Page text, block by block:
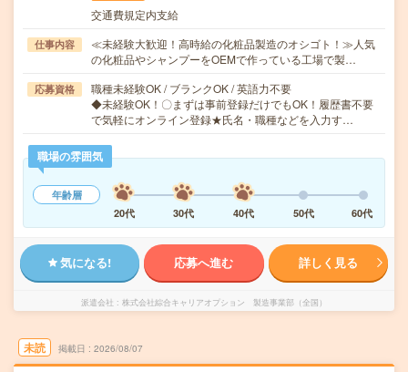
交通費規定内支給
仕事内容
≪未経験大歓迎！高時給の化粧品製造のオシゴト！≫人気
の化粧品やシャンプーをOEMで作っている工場で製…
応募資格
職種未経験OK / ブランクOK / 英語力不要
◆未経験OK！〇まずは事前登録だけでもOK！履歴書不要
で気軽にオンライン登録★氏名・職種などを入力す…
職場の雰囲気
年齢層
20代
30代 40代 50代 60代
気になる! 応募へ進む 詳しく見る
派遣会社 株式会社綜合キャリアオプション 製造事業部（全国）
未読 掲載日 2026/08/07